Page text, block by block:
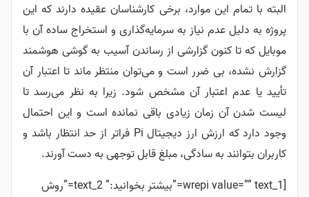
البته با تمام این موارد، برخی کارشناسان عقیده دارند که این
پروژه به دلیل عدم نیاز به سرمایه‌گذاری و استخراج ساده آن با
موبایل که تا کنون گزارشی از رساندن آسیب به گوشی هوشمند
گزارش نشده، بی ضرر است و می‌توان منتظر ماند تا اعتبار آن
تأیید یا عدم اعتبار آن مشخص شود. زیرا به نظر می‌رسد تا
لیست شدن آن زمان زیادی باقی نمانده است و این احتمال
وجود دارد که ارزش ارز دیجیتال Pi فراتر از حد انتظار باشد و
کاربران بتوانند به سادگی، مبلغ قابل توجهی به دست آورند.
[wrepi value=”” text_1=”بیشتر بخوانید:” text_2=”روش